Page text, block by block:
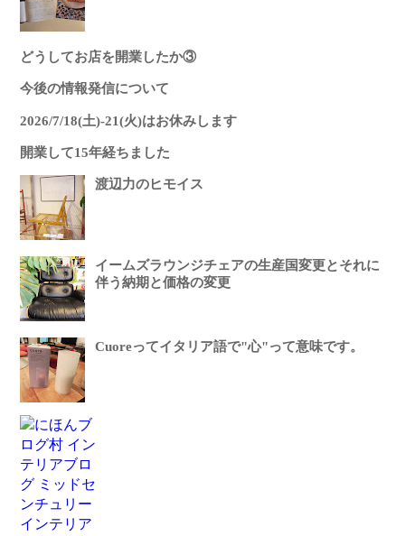
どうしてお店を開業したか③
今後の情報発信について
2026/7/18(土)-21(火)はお休みします
開業して15年経ちました
渡辺力のヒモイス
イームズラウンジチェアの生産国変更とそれに
伴う納期と価格の変更
Cuoreってイタリア語で"心"って意味です。